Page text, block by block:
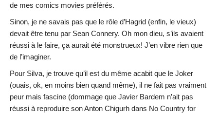
de mes comics movies préférés.
Sinon, je ne savais pas que le rôle d’Hagrid (enfin, le vieux)
devait être tenu par Sean Connery. Oh mon dieu, s’ils avaient
réussi à le faire, ça aurait été monstrueux! J’en vibre rien que
de l’imaginer.
Pour Silva, je trouve qu’il est du même acabit que le Joker
(ouais, ok, en moins bien quand même), il ne fait pas vraiment
peur mais fascine (dommage que Javier Bardem n’ait pas
réussi à reproduire son Anton Chigurh dans No Country for